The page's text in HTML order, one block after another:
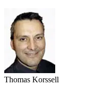
Thomas Korssell